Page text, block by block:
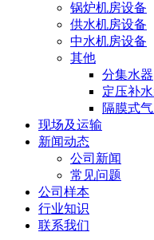
锅炉机房设备
供水机房设备
中水机房设备
其他
分集水器
定压补
隔膜式
现场及运输
新闻动态
公司新闻
常见问题
公司样本
行业知识
联系我们